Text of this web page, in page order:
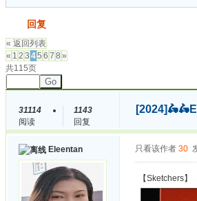
回复
« 返回列表
« 1 2 3 45 6 7 8 »
共115页
Go
31114
阅读
1143
回复
[2024]
Eleentan 只看该作者 30
【Sketchers】